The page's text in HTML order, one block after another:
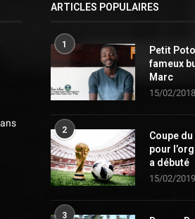
ARTICLES POPULAIRES
1
Petit Poto
fameux
Marc
15/02/2018
2
Coupe
pour
a débuté
15/02/2019
3